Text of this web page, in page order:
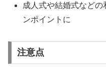
成人式や結婚式など
ンポイントに
注意点